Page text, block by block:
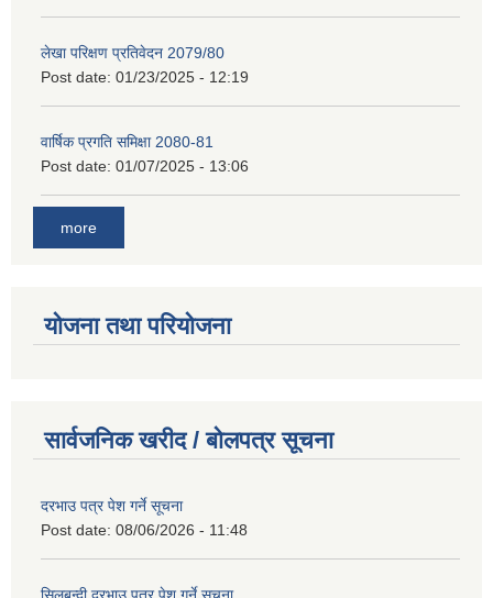
लेखा परिक्षण प्रतिवेदन 2079/80
Post date: 01/23/2025 - 12:19
वार्षिक प्रगति समिक्षा 2080-81
Post date: 01/07/2025 - 13:06
more
योजना तथा परियोजना
सार्वजनिक खरीद / बोलपत्र सूचना
दरभाउ पत्र पेश गर्ने सूचना
Post date: 08/06/2026 - 11:48